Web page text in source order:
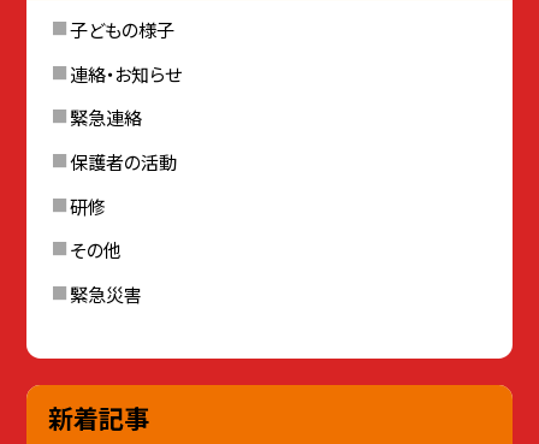
子どもの様子
連絡・お知らせ
緊急連絡
保護者の活動
研修
その他
緊急災害
新着記事